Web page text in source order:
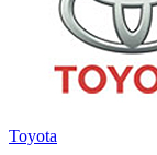
Toyota